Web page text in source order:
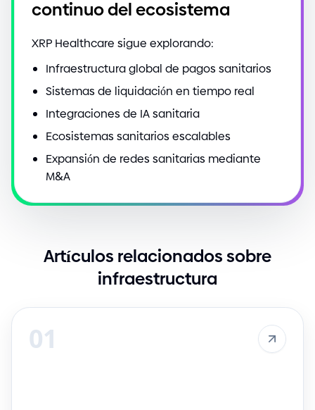
continuo del ecosistema
XRP Healthcare sigue explorando:
Infraestructura global de pagos sanitarios
Sistemas de liquidación en tiempo real
Integraciones de IA sanitaria
Ecosistemas sanitarios escalables
Expansión de redes sanitarias mediante
M&A
Artículos relacionados sobre
infraestructura
01